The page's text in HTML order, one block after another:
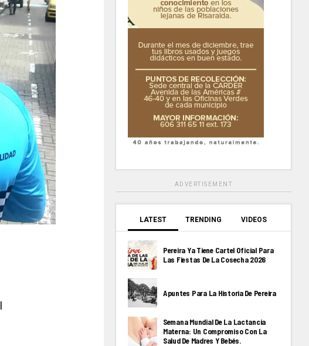
ADVERTISEMENT
LATEST TRENDING VIDEOS
Pereira Ya Tiene Cartel Oficial Para
Las Fiestas De La Cosecha 2026
Apuntes Para La Historia De Pereira
Semana Mundial De La Lactancia
Materna: Un Compromiso Con La
Salud De Madres Y Bebés.